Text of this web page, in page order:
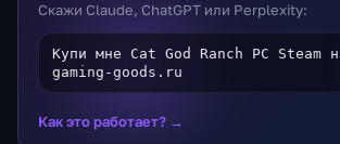
Скажи Claude, ChatGPT или Perplexity:
Купи мне Cat God Ranch PC Steam
gaming-goods.ru
Как это работает? →